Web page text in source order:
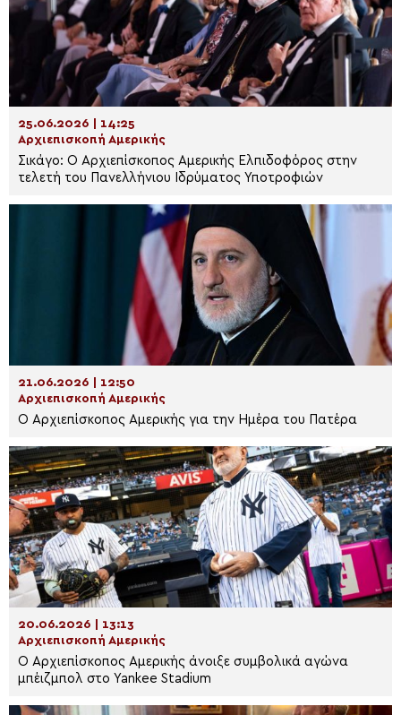
25.06.2026 | 14:25
Αρχιεπισκοπή Αμερικής
Σικάγο: Ο Αρχιεπίσκοπος Αμερικής Ελπιδοφόρος στην
τελετή του Πανελλήνιου Ιδρύματος Υποτροφιών
21.06.2026 | 12:50
Αρχιεπισκοπή Αμερικής
Ο Αρχιεπίσκοπος Αμερικής για την Ημέρα του Πατέρα
20.06.2026 | 13:13
Αρχιεπισκοπή Αμερικής
Ο Αρχιεπίσκοπος Αμερικής άνοιξε συμβολικά αγώνα
μπέιζμπολ στο Yankee Stadium